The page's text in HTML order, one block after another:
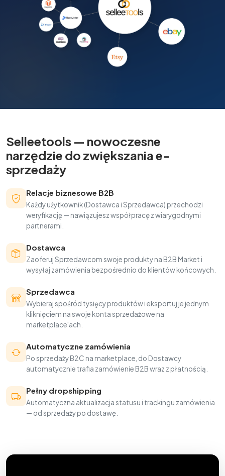
Selleetools — nowoczesne
narzędzie do zwiększania e-
sprzedaży
Relacje biznesowe B2B
Każdy użytkownik (Dostawca i Sprzedawca) przechodzi
weryfikację — nawiązujesz współpracę z wiarygodnymi
partnerami.
Dostawca
Zaoferuj Sprzedawcom swoje produkty na B2B Market i
wysyłaj zamówienia bezpośrednio do klientów końcowych.
Sprzedawca
Wybieraj spośród tysięcy produktów i eksportuj je jednym
kliknięciem na swoje konta sprzedażowe na
marketplace'ach.
Automatyczne zamówienia
Po sprzedaży B2C na marketplace, do Dostawcy
automatycznie trafia zamówienie B2B wraz z płatnością.
Pełny dropshipping
Automatyczna aktualizacja statusu i trackingu zamówienia
— od sprzedaży po dostawę.